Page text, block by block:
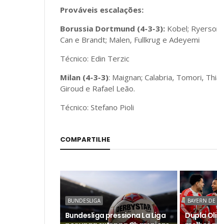
Prováveis escalações:
Borussia Dortmund (4-3-3): Kobel;
Can e Brandt; Malen, Fullkrug e Adeyemi
Técnico: Edin Terzic
Milan (4-3-3): Maignan; Calabria, Tomori,
Giroud e Rafael Leão.
Técnico: Stefano Pioli
COMPARTILHE
BUNDESLIGA
Bundesliga pressiona La Liga
BAYERN
Dupla